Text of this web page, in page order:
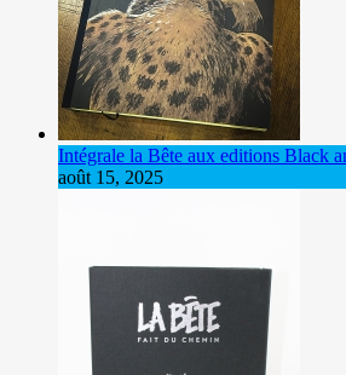
Intégrale la Bête aux editions Black
août 15, 2025